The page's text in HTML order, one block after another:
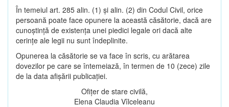
În temeiul art. 285 alin. (1) și alin. (2) din Codul Civil, orice
persoană poate face opunere la această căsătorie, dacă are
cunoștință de existența unei piedici legale ori dacă alte
cerințe ale legii nu sunt îndeplinite.
Opunerea la căsătorie se va face în scris, cu arătarea
dovezilor pe care se întemeiază, în termen de 10 (zece) zile
de la data afișării publicației.
Ofițer de stare civilă,
Elena Claudia Vîlceleanu